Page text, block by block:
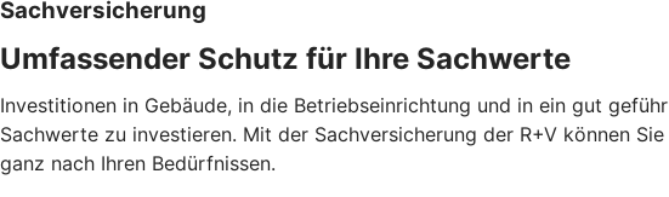
Sachversicherung
Umfassender Schutz für Ihre Sachwerte
Investitionen in Gebäude, in die Betriebseinrichtung und in ein gut
Sachwerte zu investieren. Mit der Sachversicherung der R+V können
ganz nach Ihren Bedürfnissen.